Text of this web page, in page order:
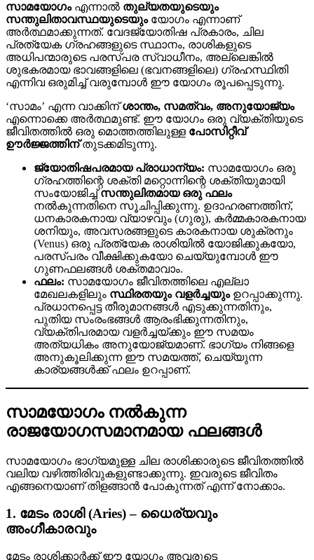
സാമയോഗംഎന്നാൽ തുല്യതയുടെയും
സന്തുലിതാവസ്ഥയുടെയുംയോഗം എന്നാണ്
അർത്ഥമാക്കുന്നത്. വേദജ്യോതിഷ പ്രകാരം, ചില
പ്രത്യേക ഗ്രഹങ്ങളുടെ സ്ഥാനം, രാശികളുടെ
അധിപന്മാരുടെ പരസ്പര സ്വാധീനം, അല്ലെങ്കിൽ
ശുഭകരമായ ഭാവങ്ങളിലെ (ഭവനങ്ങളിലെ) ഗ്രഹസ്ഥിതി
എന്നിവ ഒരുമിച്ച് വരുമ്പോൾ ഈ യോഗം രൂപപ്പെടുന്നു.
‘സാമം’ എന്ന വാക്കിന്ശാന്തം, സമത്വം, അനുയോജ്യം
എന്നൊക്കെ അർത്ഥമുണ്ട്. ഈ യോഗം ഒരു വ്യക്തിയുടെ
ജീവിതത്തിൽ ഒരു മൊത്തത്തിലുള്ള പോസിറ്റീവ്
ഊർജ്ജത്തിന്തുടക്കമിടുന്നു.
ജ്യോതിഷപരമായ പ്രാധാന്യം: സാമയോഗം ഒരു
ഗ്രഹത്തിന്റെ ശക്തി മറ്റൊന്നിന്റെ ശക്തിയുമായി
സംയോജിച്ച്സന്തുലിതമായ ഒരു ഫലം
നൽകുന്നതിനെ സൂചിപ്പിക്കുന്നു. ഉദാഹരണത്തിന്,
ധനകാരകനായ വ്യാഴവും (ഗുരു), കർമ്മകാരകനായ
ശനിയും, അവസരങ്ങളുടെ കാരകനായ ശുക്രനും
(Venus) ഒരു പ്രത്യേക രാശിയിൽ യോജിക്കുകയോ,
പരസ്പരം വീക്ഷിക്കുകയോ ചെയ്യുമ്പോൾ ഈ
ഗുണഫലങ്ങൾ ശക്തമാവാം.
ഫലം: സാമയോഗം ജീവിതത്തിലെ എല്ലാ
മേഖലകളിലും സ്ഥിരതയും വളർച്ചയുംഉറപ്പാക്കുന്നു.
പ്രധാനപ്പെട്ട തീരുമാനങ്ങൾ എടുക്കുന്നതിനും,
പുതിയ സംരംഭങ്ങൾ ആരംഭിക്കുന്നതിനും,
വ്യക്തിപരമായ വളർച്ചയ്ക്കും ഈ സമയം
അത്യധികം അനുയോജ്യമാണ്. ഭാഗ്യം നിങ്ങളെ
അനുകൂലിക്കുന്ന ഈ സമയത്ത്, ചെയ്യുന്ന
കാര്യങ്ങൾക്ക് ഫലം ഉറപ്പാണ്.
സാമയോഗം നൽകുന്ന
രാജയോഗസമാനമായ ഫലങ്ങൾ
സാമയോഗം ഭാഗ്യമുള്ള ചില രാശിക്കാരുടെ ജീവിതത്തിൽ
വലിയ വഴിത്തിരിവുകളുണ്ടാക്കുന്നു. ഇവരുടെ ജീവിതം
എങ്ങനെയാണ് തിളങ്ങാൻ പോകുന്നത് എന്ന് നോക്കാം.
1. മേടം രാശി (Aries) – ധൈര്യവും
അംഗീകാരവും
മേടം രാശിക്കാർക്ക് ഈ യോഗം അവരുടെ